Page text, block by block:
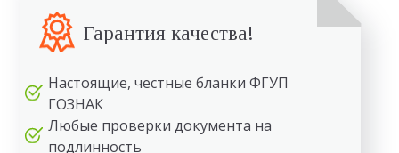
Гарантия качества!
Настоящие, честные бланки ФГУП
ГОЗНАК
Любые проверки документа на
подлинность